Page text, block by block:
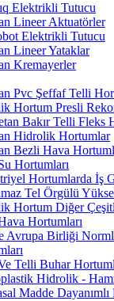
Elektrikli Tutucu
Lineer Aktuatörler
Elektrikli Tutucu
Lineer Yataklar
Kremayerler
Pvc Şeffaf Telli
Hortum Presli
Bakır Telli Fleks
Hidrolik Hortumlar
Bezli Hava
Hortumları
Hortumlarda İş
Tel Örgülü
Hortum Diğer
Hortumları
Avrupa Birliği
Telli Buhar
Hidrolik -
Madde